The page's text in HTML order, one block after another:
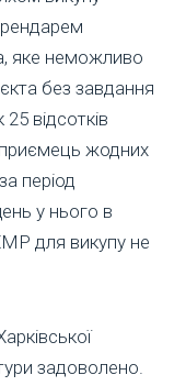
яке неможливо
без завдання
відсотків
жодних
період
у нього в
для викупу не
задоволено.